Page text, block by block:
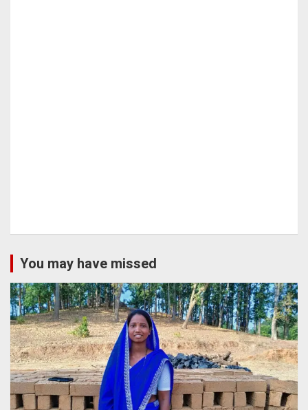
You may have missed